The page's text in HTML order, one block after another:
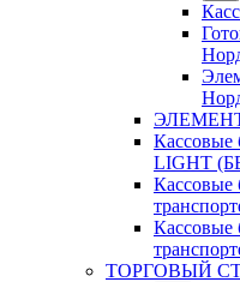
LIGHT
ТОРГОВЫЙ